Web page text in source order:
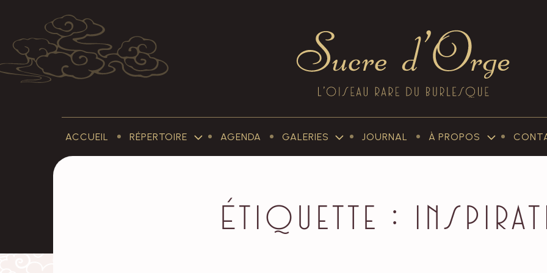
–
ACCUEIL RÉPERTOIRE AGENDA GALERIES JOURNAL À PROPOS
Étiquette :